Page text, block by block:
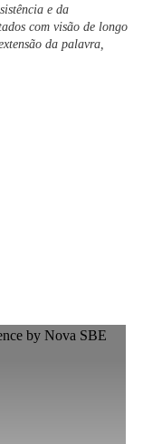
e da
com visão de longo
da palavra,